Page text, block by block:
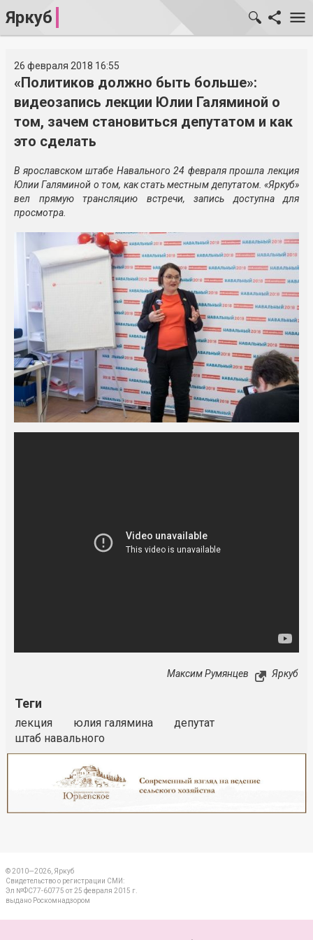
Яркуб
26 февраля 2018 16:55
«Политиков должно быть больше»:
видеозапись лекции Юлии Галяминой о
том, зачем становиться депутатом и как
это сделать
В ярославском штабе Навального 24 февраля прошла лекция
Юлии Галяминой о том, как стать местным депутатом. «Яркуб»
вел прямую трансляцию встречи, запись доступна для
просмотра.
Максим Румянцев Яркуб
Теги
лекция юлия галямина
депутат
штаб навального
© 2010—2026, Яркуб
Свидетельство о регистрации СМИ:
Эл №ФС77-60775 от 25 февраля 2015 г.
выдано Роскомнадзором